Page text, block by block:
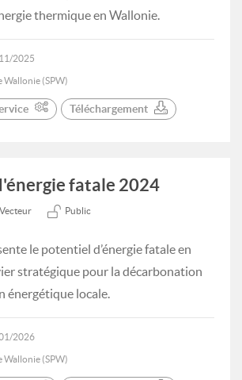
thermique en Wallonie.
2025
Wallonie (SPW)
Téléchargement
fatale 2024
Vecteur Public
le potentiel d’énergie fatale en
stratégique pour la décarbonation
énergétique locale.
2026
Wallonie (SPW)